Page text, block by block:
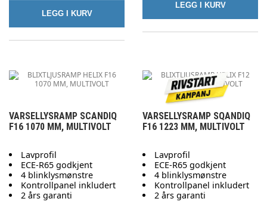
LEGG I KURV
LEGG I KURV
VARSELLYSRAMP SCANDIQ
F16 1070 MM, MULTIVOLT
Lavprofil
ECE-R65 godkjent
4 blinklysmønstre
Kontrollpanel inkludert
2 års garanti
VARSELLYSRAMP SQANDIQ
F16 1223 MM, MULTIVOLT
Lavprofil
ECE-R65 godkjent
4 blinklysmønstre
Kontrollpanel inkludert
2 års garanti